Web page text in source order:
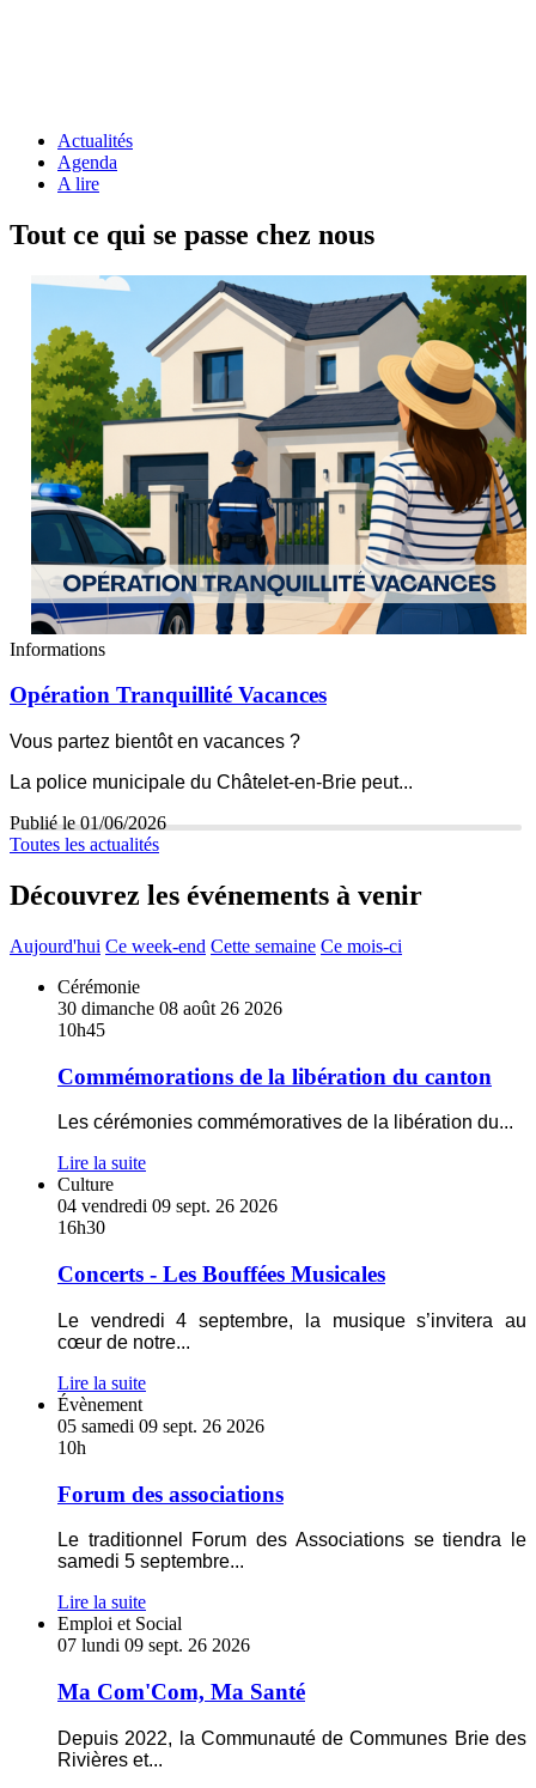
Actualités
Agenda
A lire
Tout ce qui se passe chez nous
Informations
Opération Tranquillité Vacances
Vous partez bientôt en vacances ?
La police municipale du Châtelet-en-Brie peut...
Publié le 01/06/2026
Toutes les actualités
Découvrez les événements à venir
Aujourd'hui Ce week-end Cette semaine Ce mois-ci
En
savoir
plus
Commémorations
de
la
du
canton
Cérémonie
30 dimanche 08 août 26 2026
10h45
Commémorations de la libération du canton
Les cérémonies commémoratives de la libération du...
Lire la suite
En
savoir
plus
Concerts
-
Les
Bouffées
Musicales
Culture
04 vendredi 09 sept. 26 2026
16h30
Concerts - Les Bouffées Musicales
Le vendredi 4 septembre, la musique s’invitera au
cœur de notre...
Lire la suite
En
savoir
plus
Forum
des
associations
Évènement
05 samedi 09 sept. 26 2026
10h
Forum des associations
Le traditionnel Forum des Associations se tiendra le
samedi 5 septembre...
Lire la suite
En
savoir
sur
Ma
Com'Com,
Ma
Santé
Emploi et Social
07 lundi 09 sept. 26 2026
Ma Com'Com, Ma Santé
Depuis 2022, la Communauté de Communes Brie des
Rivières et...